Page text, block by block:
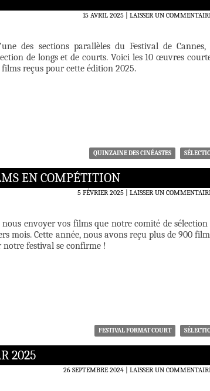
15 AVRIL 2025 LAISSER UN
des sections parallèles du Festival de Cannes,
de longs et de courts. Voici les 10 œuvres
reçus pour cette édition 2025.
QUINZAINE DES CINÉASTES
EN COMPÉTITION
5 FÉVRIER 2025 LAISSER UN
envoyer vos films que notre comité de sélection
mois. Cette année, nous avons reçu plus de 900
notre festival se confirme !
FESTIVAL FORMAT COURT
2025
26 SEPTEMBRE 2024 LAISSER UN